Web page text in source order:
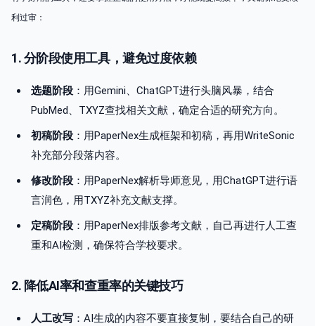
利过审：
1. 分阶段使用工具，避免过度依赖
选题阶段 ：用Gemini、ChatGPT进行头脑风暴，结合
PubMed、TXYZ查找相关文献，确定合适的研究方向。
初稿阶段 ：用PaperNex生成框架和初稿，再用WriteSonic
补充部分段落内容。
修改阶段 ：用PaperNex解析导师意见，用ChatGPT进行语
言润色，用TXYZ补充文献支撑。
定稿阶段 ：用PaperNex排版参考文献，自己再进行人工查
重和AI检测，确保符合学校要求。
2. 降低AI率和查重率的关键技巧
人工改写 ：AI生成的内容不要直接复制，要结合自己的研